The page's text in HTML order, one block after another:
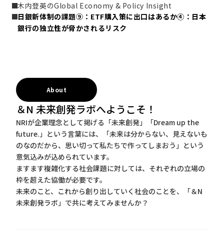
木内登英のGlobal Economy & Policy Insight
日銀新体制の課題⑨：ETF購入策に出口はあるか④：日本
銀行の独立性が脅かされるリスク
About
＆N 未来創発ラボへようこそ！
NRIが企業理念として掲げる「未来創発」「Dream up the
future.」という言葉には、「未来は分からない、見えないも
のなのだから、思い切って私たちで作ってしまおう」という
意気込みが込められています。
ますます複雑化する社会課題に対しては、それぞれの立場の
枠を超えた協働が必要です。
未来のこと、これから創り出していく社会のことを、「＆N
未来創発ラボ」で共に考えてみませんか？